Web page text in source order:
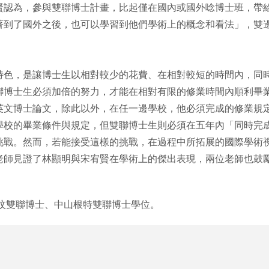
為，參與雙聯博士計畫，比起僅在國內或國外唸博士班，
了國外之後，也可以學習到他們學術上的概念和看法」，
，是讓博士生以相對較少的花費、在相對較短的時間內，
士生必須加倍的努力，才能在相對有限的修業時間內順利
博士論文，除此以外，在任一邊學校，他必須完成的修業
的畢業條件與規定，但雙聯博士生則必須在五年內「同時
。然而，若能接受這樣的挑戰，在過程中所拓展的國際學
見證了林顯明與宋宥賢在學術上的傑出表現，兩位老師也
聯博士、中山根特雙聯博士學位。